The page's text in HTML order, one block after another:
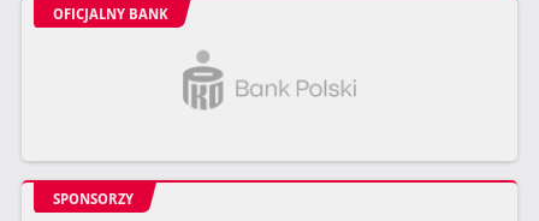
OFICJALNY BANK
SPONSORZY